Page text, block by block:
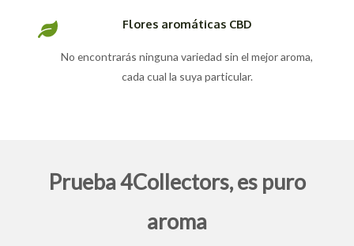
Flores aromáticas CBD
No encontrarás ninguna variedad sin el mejor aroma,
cada cual la suya particular.
Prueba 4Collectors, es puro
aroma